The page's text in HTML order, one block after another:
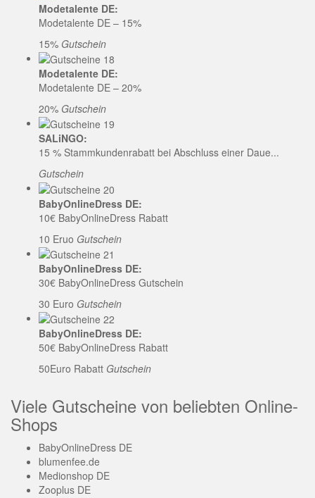
Modetalente DE:
Modetalente DE – 15%
15% Gutschein
Modetalente DE:
Modetalente DE – 20%
20% Gutschein
SALiNGO:
15 % Stammkundenrabatt bei Abschluss einer Daue...
Gutschein
BabyOnlineDress DE:
10€ BabyOnlineDress Rabatt
10 Eruo Gutschein
BabyOnlineDress DE:
30€ BabyOnlineDress Gutschein
30 Euro Gutschein
BabyOnlineDress DE:
50€ BabyOnlineDress Rabatt
50Euro Rabatt Gutschein
Viele Gutscheine von beliebten Online-
Shops
BabyOnlineDress DE
blumenfee.de
Medionshop DE
Zooplus DE